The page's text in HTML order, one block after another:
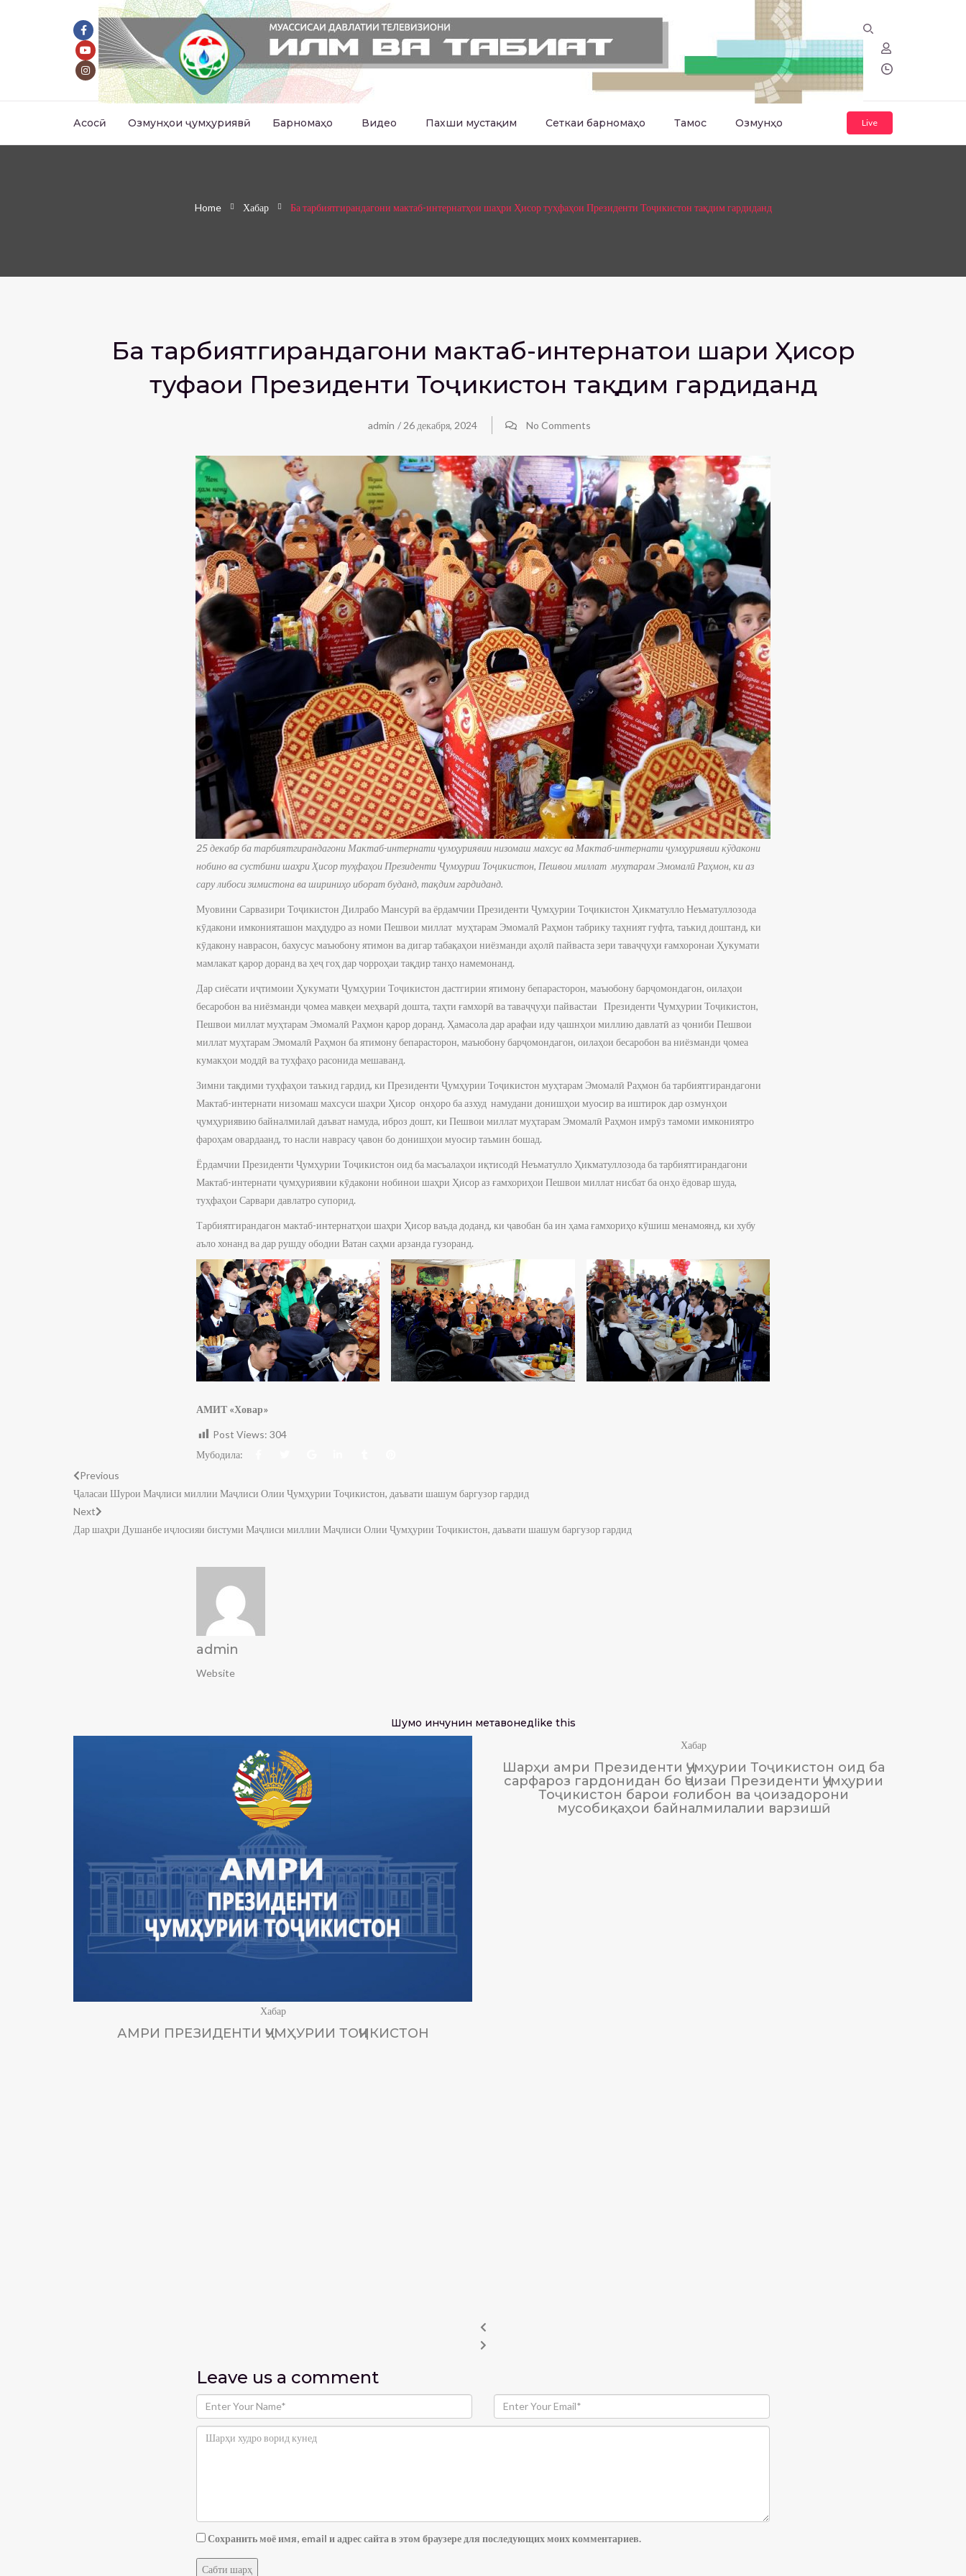
Асосӣ Озмунҳои ҷумҳуриявӣ Барномаҳо Видео Пахши мустақим Сеткаи барномаҳо Тамос Озмунҳо Live
Home Хабар Ба тарбиятгирандагони мактаб-интернатҳои шаҳри Ҳисор туҳфаҳои Президенти Тоҷикистон тақдим гардиданд
Ба тарбиятгирандагони мактаб-интернатҳои шаҳри Ҳисор
туҳфаҳои Президенти Тоҷикистон тақдим гардиданд
admin / 26 декабря, 2024 No Comments
25 декабр ба тарбиятгирандагони Мактаб-интернати ҷумҳуриявии низомаш махсус ва Мактаб-интернати ҷумҳуриявии кӯдакони
нобино ва сустбини шаҳри Ҳисор туҳфаҳои Президенти Ҷумҳурии Тоҷикистон, Пешвои миллат муҳтарам Эмомалӣ Раҳмон, ки аз
сару либоси зимистона ва шириниҳо иборат буданд, тақдим гардиданд.
Муовини Сарвазири Тоҷикистон Дилрабо Мансурӣ ва ёрдамчии Президенти Ҷумҳурии Тоҷикистон Ҳикматулло Неъматуллозода
кӯдакони имконияташон маҳдудро аз номи Пешвои миллат муҳтарам Эмомалӣ Раҳмон табрику таҳният гуфта, таъкид доштанд, ки
кӯдакону наврасон, бахусус маъюбону ятимон ва дигар табақаҳои ниёзманди аҳолӣ пайваста зери таваҷҷуҳи ғамхоронаи Ҳукумати
мамлакат қарор доранд ва ҳеҷ гоҳ дар чорроҳаи тақдир танҳо намемонанд.
Дар сиёсати иҷтимоии Ҳукумати Ҷумҳурии Тоҷикистон дастгирии ятимону бепарасторон, маъюбону барҷомондагон, оилаҳои
бесаробон ва ниёзманди ҷомеа мавқеи меҳварӣ дошта, таҳти ғамхорӣ ва таваҷҷуҳи пайвастаи Президенти Ҷумҳурии Тоҷикистон,
Пешвои миллат муҳтарам Эмомалӣ Раҳмон қарор доранд. Ҳамасола дар арафаи иду ҷашнҳои миллию давлатӣ аз ҷониби Пешвои
миллат муҳтарам Эмомалӣ Раҳмон ба ятимону бепарасторон, маъюбону барҷомондагон, оилаҳои бесаробон ва ниёзманди ҷомеа
кумакҳои моддӣ ва туҳфаҳо расонида мешаванд.
Зимни тақдими туҳфаҳои таъкид гардид, ки Президенти Ҷумҳурии Тоҷикистон муҳтарам Эмомалӣ Раҳмон ба тарбиятгирандагони
Мактаб-интернати низомаш махсуси шаҳри Ҳисор онҳоро ба азхуд намудани донишҳои муосир ва иштирок дар озмунҳои
ҷумҳуриявию байналмилаӣ даъват намуда, иброз дошт, ки Пешвои миллат муҳтарам Эмомалӣ Раҳмон имрӯз тамоми имкониятро
фароҳам овардаанд, то насли наврасу ҷавон бо донишҳои муосир таъмин бошад.
Ёрдамчии Президенти Ҷумҳурии Тоҷикистон оид ба масъалаҳои иқтисодӣ Неъматулло Ҳикматуллозода ба тарбиятгирандагони
Мактаб-интернати ҷумҳуриявии кӯдакони нобинои шаҳри Ҳисор аз ғамхориҳои Пешвои миллат нисбат ба онҳо ёдовар шуда,
туҳфаҳои Сарвари давлатро супорид.
Тарбиятгирандагон мактаб-интернатҳои шаҳри Ҳисор ваъда доданд, ки ҷавобан ба ин ҳама ғамхориҳо кӯшиш менамоянд, ки хубу
аъло хонанд ва дар рушду ободии Ватан саҳми арзанда гузоранд.
АМИТ «Ховар»
Post Views: 304
Мубодила:
Previous
Ҷаласаи Шурои Маҷлиси миллии Маҷлиси Олии Ҷумҳурии Тоҷикистон, даъвати шашум баргузор гардид
Next
Дар шаҳри Душанбе иҷлосияи бистуми Маҷлиси миллии Маҷлиси Олии Ҷумҳурии Тоҷикистон, даъвати шашум баргузор гардид
admin
Website
Шумо инчунин метавонедlike this
Хабар
АМРИ ПРЕЗИДЕНТИ ҶУМҲУРИИ ТОҶИКИСТОН
Хабар
Шарҳи амри Президенти Ҷумҳурии Тоҷикистон оид ба
сарфароз гардонидан бо Ҷоизаи Президенти Ҷумҳурии
Тоҷикистон барои ғолибон ва ҷоизадорони
мусобиқаҳои байналмилалии варзишӣ
Leave us a comment
Сохранить моё имя, email и адрес сайта в этом браузере для последующих моих комментариев.